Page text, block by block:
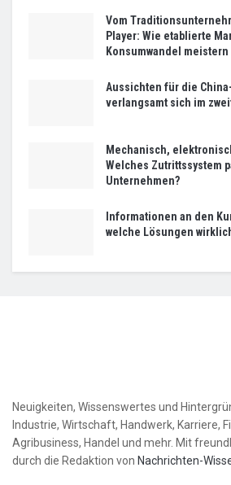
Vom
Player: Wie etablierte
Konsumwandel meistern
Aussichten für die
verlangsamt sich im
Mechanisch,
Welches Zutrittssystem
Unternehmen?
Informationen an den
welche Lösungen
Neuigkeiten, Wissenswertes und
Industrie, Wirtschaft, Handwerk, Karriere,
Agribusiness, Handel und mehr. Mit
durch die Redaktion von Nachrichten-